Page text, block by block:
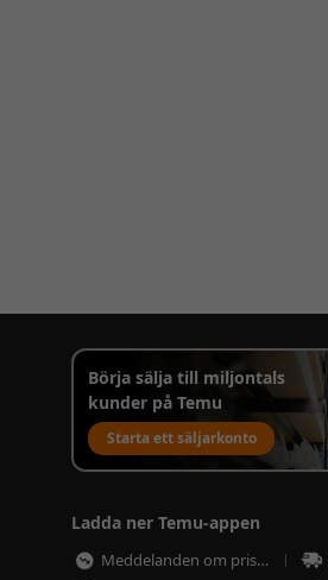
Börja sälja till miljontals
kunder på Temu
Starta ett säljarkonto
Ladda ner Temu-appen
Meddelanden om prissänkningar